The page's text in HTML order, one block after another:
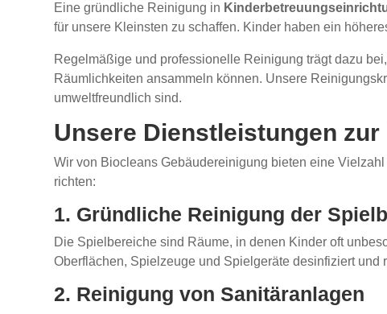
Eine gründliche Reinigung in
für unsere Kleinsten zu schaffen. Kinder haben ein
Regelmäßige und professionelle Reinigung trägt dazu
Räumlichkeiten ansammeln können. Unsere
umweltfreundlich sind.
Unsere Dienstleistungen
Wir von Biocleans Gebäudereinigung bieten eine
richten:
1. Gründliche Reinigung der
Die Spielbereiche sind Räume, in denen Kinder oft
Oberflächen, Spielzeuge und Spielgeräte desinfiziert
2. Reinigung von Sanitäranlagen